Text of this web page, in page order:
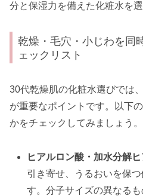
分と保湿力を備えた化粧水を
乾燥・毛穴・小じわを同
ェックリスト
30代乾燥肌の化粧水選びでは
が重要なポイントです。以下
かをチェックしてみましょう。
ヒアルロン酸・加水分解ヒ
引き寄せ、うるおいを保
す。分子サイズの異なる